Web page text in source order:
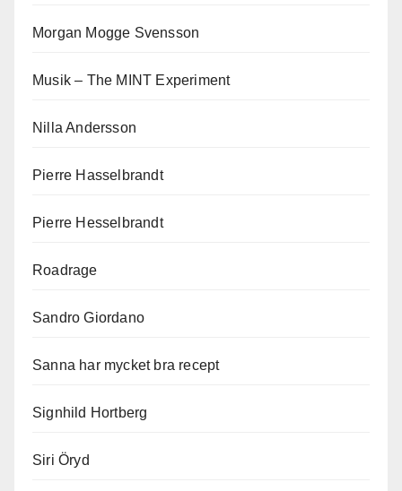
Morgan Mogge Svensson
Musik – The MINT Experiment
Nilla Andersson
Pierre Hasselbrandt
Pierre Hesselbrandt
Roadrage
Sandro Giordano
Sanna har mycket bra recept
Signhild Hortberg
Siri Öryd